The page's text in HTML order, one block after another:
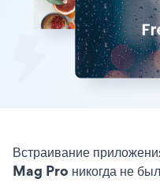
Встраивание
Mag Pro никогда не